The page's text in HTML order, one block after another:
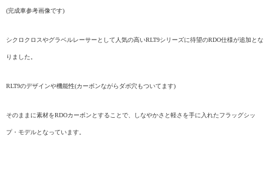
(完成車参考画像です)
シクロクロスやグラベルレーサーとして人気の高いRLT9シリーズに待望のRDO仕様が追加とな
りました。
RLT9のデザインや機能性(カーボンながらダボ穴もついてます)
そのままに素材をRDOカーボンとすることで、しなやかさと軽さを手に入れたフラッグシッ
プ・モデルとなっています。